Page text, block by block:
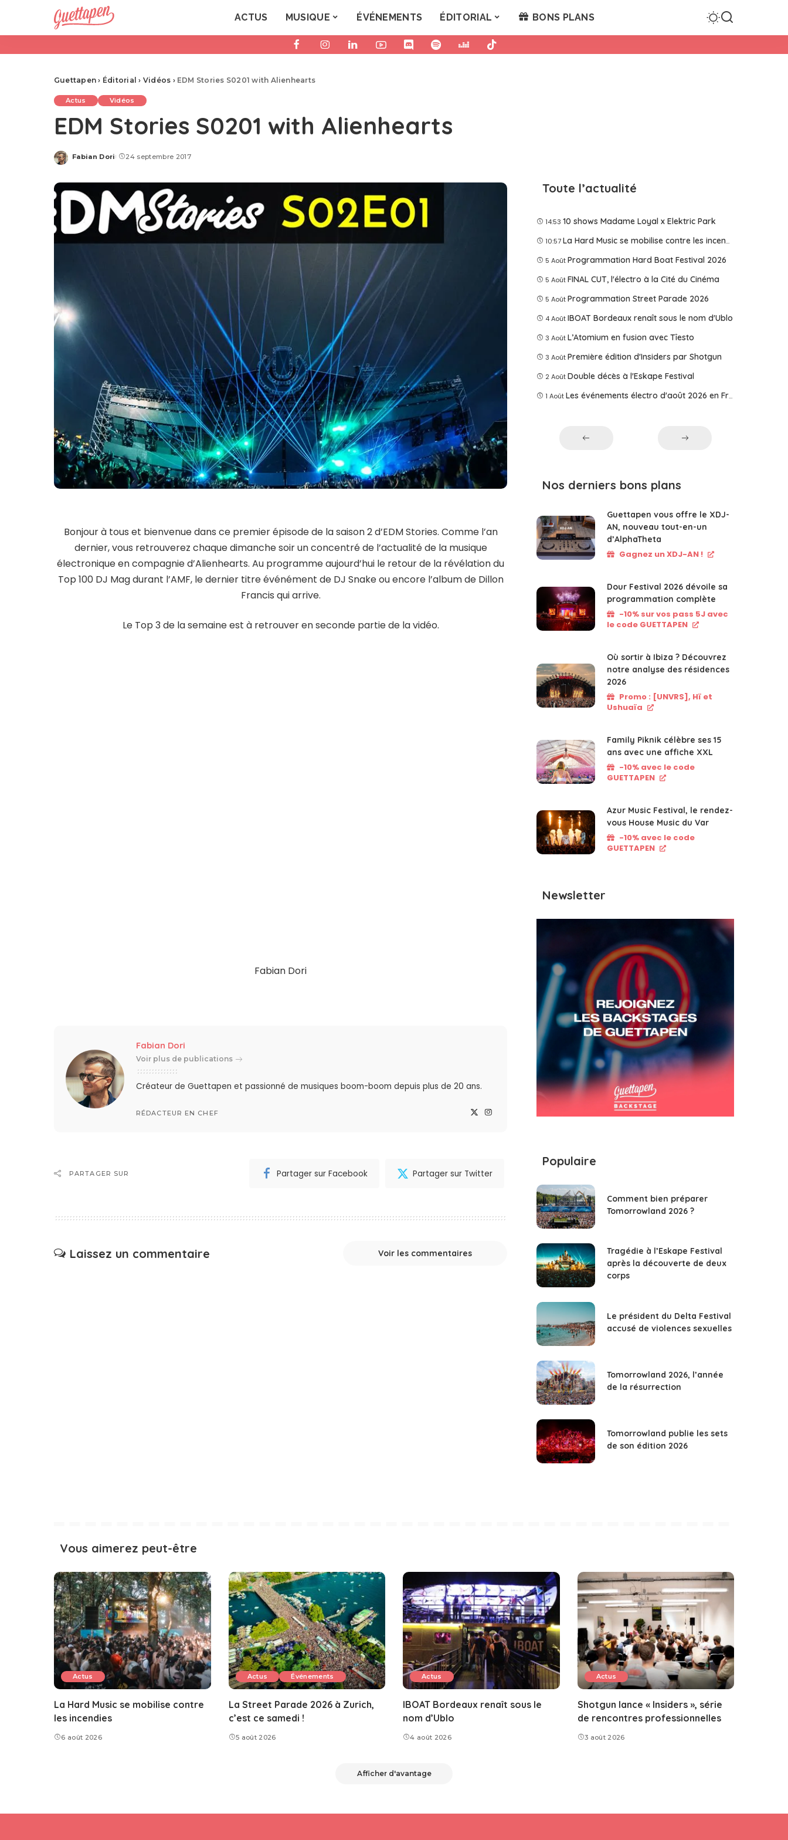
ACTUS MUSIQUE ÉVÉNEMENTS ÉDITORIAL BONS PLANS
Guettapen › Éditorial › Vidéos › EDM Stories S0201 with Alienhearts
Actus Vidéos
EDM Stories S0201 with Alienhearts
Posted
Fabian Dori 24 septembre 2017
Bonjour à tous et bienvenue dans ce premier épisode de la saison 2 d’EDM Stories. Comme l’an
dernier, vous retrouverez chaque dimanche soir un concentré de l’actualité de la musique
électronique en compagnie d’Alienhearts. Au programme aujourd’hui le retour de la révélation du
Top 100 DJ Mag durant l’AMF, le dernier titre événément de DJ Snake ou encore l’album de Dillon
Francis qui arrive.
Le Top 3 de la semaine est à retrouver en seconde partie de la vidéo.
Fabian Dori
Fabian Dori
Voir plus de publications
Créateur de Guettapen et passionné de musiques boom-boom depuis plus de 20 ans.
RÉDACTEUR EN CHEF
PARTAGER SUR Partager sur Facebook Partager sur Twitter
Laissez un commentaire Voir les commentaires
Toute l’actualité
14:53 10 shows Madame Loyal x Elektric Park
10:57 La Hard Music se mobilise contre les incendies
5 Août Programmation Hard Boat Festival 2026
5 Août FINAL CUT, l'électro à la Cité du Cinéma
5 Août Programmation Street Parade 2026
4 Août IBOAT Bordeaux renaît sous le nom d'Ublo
3 Août L’Atomium en fusion avec Tîesto
3 Août Première édition d'Insiders par Shotgun
2 Août Double décès à l'Eskape Festival
1 Août Les événements électro d'août 2026 en France
Nos derniers bons plans
Guettapen vous offre le XDJ-
AN, nouveau tout-en-un
d’AlphaTheta
Gagnez un XDJ-AN !
Dour Festival 2026 dévoile sa
programmation complète
-10% sur vos pass 5J avec
le code GUETTAPEN
Où sortir à Ibiza ? Découvrez
notre analyse des résidences
2026
Promo : [UNVRS], Hï et
Ushuaïa
Family Piknik célèbre ses 15
ans avec une affiche XXL
-10% avec le code
GUETTAPEN
Azur Music Festival, le rendez-
vous House Music du Var
-10% avec le code
GUETTAPEN
Newsletter
Populaire
Comment bien préparer
Tomorrowland 2026 ?
Tragédie à l’Eskape Festival
après la découverte de deux
corps
Le président du Delta Festival
accusé de violences sexuelles
Tomorrowland 2026, l’année
de la résurrection
Tomorrowland publie les sets
de son édition 2026
Vous aimerez peut-être
Actus
La Hard Music se mobilise contre
les incendies
6 août 2026
Actus Événements
La Street Parade 2026 à Zurich,
c’est ce samedi !
5 août 2026
Actus
IBOAT Bordeaux renaît sous le
nom d’Ublo
4 août 2026
Actus
Shotgun lance « Insiders », série
de rencontres professionnelles
3 août 2026
Afficher d'avantage